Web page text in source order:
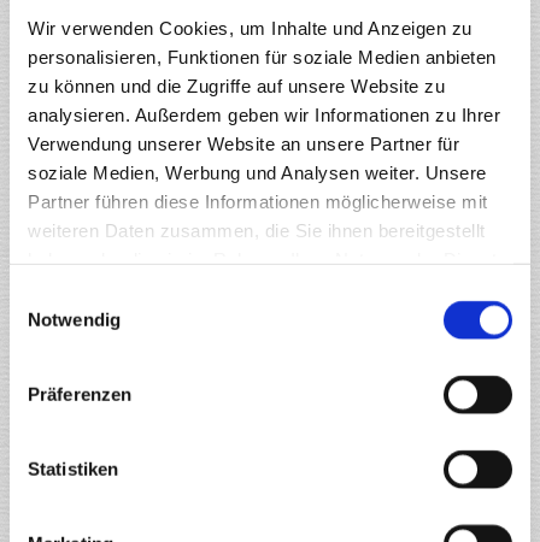
Wir verwenden Cookies, um Inhalte und Anzeigen zu
personalisieren, Funktionen für soziale Medien anbieten
zu können und die Zugriffe auf unsere Website zu
analysieren. Außerdem geben wir Informationen zu Ihrer
Verwendung unserer Website an unsere Partner für
soziale Medien, Werbung und Analysen weiter. Unsere
Partner führen diese Informationen möglicherweise mit
weiteren Daten zusammen, die Sie ihnen bereitgestellt
Notwendig
Präferenzen
Statistiken
Vor- & Nachname
Telefonnummer
Betreff